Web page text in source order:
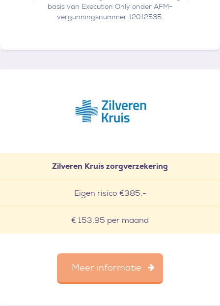
basis van Execution Only onder AFM-
vergunningsnummer 12012535.
Zilveren Kruis zorgverzekering
Eigen risico €385,-
€ 153,95 per maand
Meer informatie